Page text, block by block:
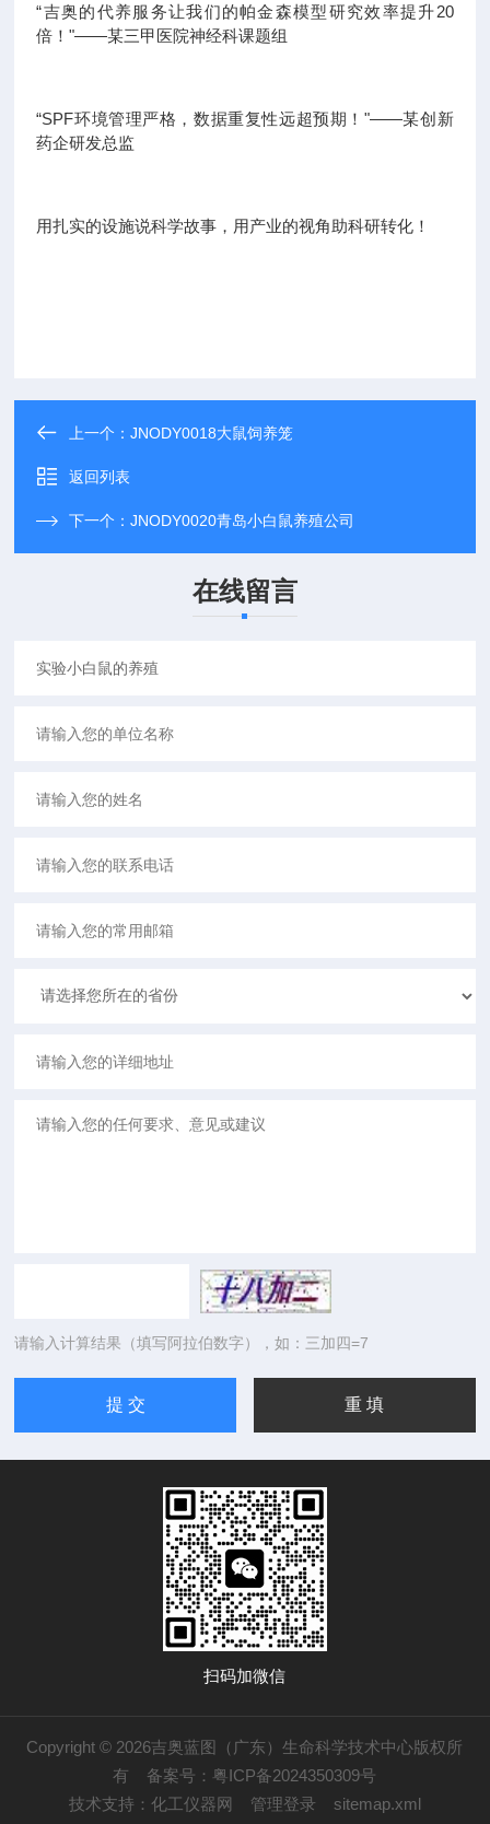
“吉奥的代养服务让我们的帕金森模型研究效率提升20
倍！"——某三甲医院神经科课题组
“SPF环境管理严格，数据重复性远超预期！"——某创新
药企研发总监
用扎实的设施说科学故事，用产业的视角助科研转化！
上一个：JNODY0018大鼠饲养笼
返回列表
下一个：JNODY0020青岛小白鼠养殖公司
在线留言
请输入计算结果（填写阿拉伯数字），如：三加四=7
扫码加微信
Copyright © 2026吉奥蓝图（广东）生命科学技术中心版权所
有 备案号：粤ICP备2024350309号
技术支持： 化工仪器网 管理登录 sitemap.xml